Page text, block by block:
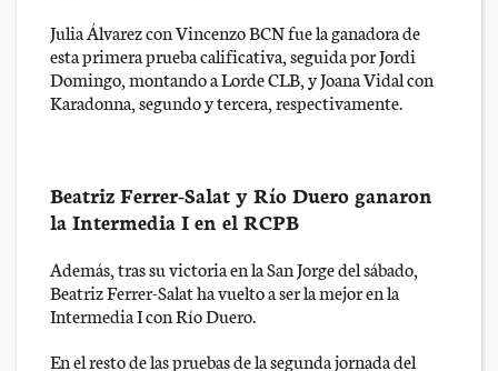
Julia Álvarez con Vincenzo BCN fue la ganadora de
esta primera prueba calificativa, seguida por Jordi
Domingo, montando a Lorde CLB, y Joana Vidal con
Karadonna, segundo y tercera, respectivamente.
Beatriz Ferrer-Salat y Río Duero ganaron
la Intermedia I en el RCPB
Además, tras su victoria en la San Jorge del sábado,
Beatriz Ferrer-Salat ha vuelto a ser la mejor en la
Intermedia I con Río Duero.
En el resto de las pruebas de la segunda jornada del